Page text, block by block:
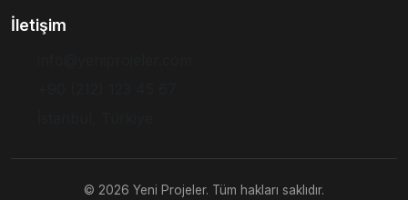
İletişim
© 2026 Yeni Projeler. Tüm hakları saklıdır.